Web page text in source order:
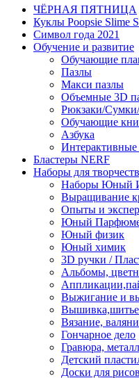
ЧЁРНАЯ ПЯТНИЦА
Куклы Poopsie Slime
Символ года 2021
Обучение и развитие
Обучающие
Пазлы
Макси пазлы
Объемные 3D
Рюкзаки/
Обучающие
Азбука
Бластеры NERF
Наборы для
Наборы Юный
Выращивание
Опыты и
Юный
Юный физик
Юный химик
3D ручки /
Альбомы,
Выжигание и
Вышивка,шитье
Вязание,
Гончарное дело
Гравюра,
Детский
Доски для